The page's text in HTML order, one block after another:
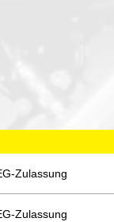
Zulassung
Zulassung